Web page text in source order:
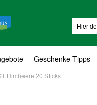
Geschenke-Tipps
Himbeere 20 Sticks